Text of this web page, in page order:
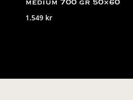
medium 700 gr 50×60
1.549 kr